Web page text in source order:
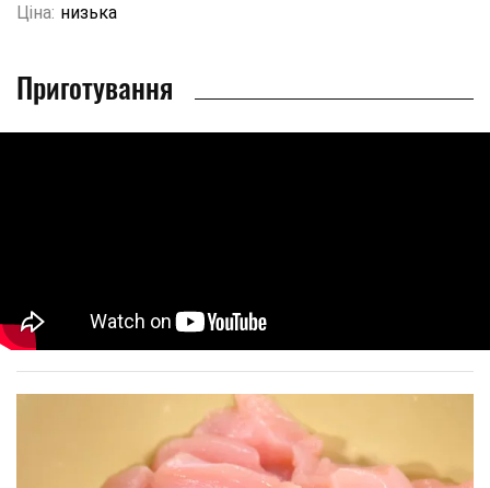
Ціна: низька
Приготування